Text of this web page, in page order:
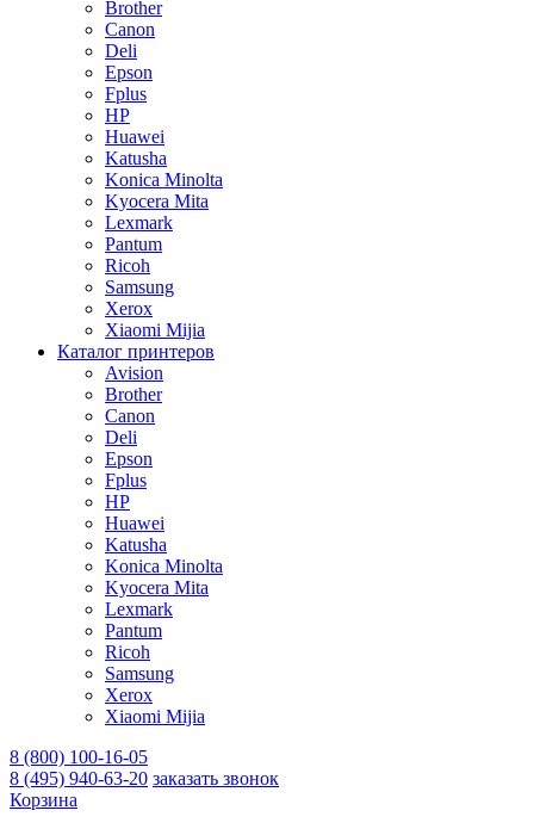
Brother
Canon
Deli
Epson
Fplus
HP
Huawei
Katusha
Konica Minolta
Kyocera Mita
Lexmark
Pantum
Ricoh
Samsung
Xerox
Xiaomi Mijia
Каталог принтеров
Avision
Brother
Canon
Deli
Epson
Fplus
HP
Huawei
Katusha
Konica Minolta
Kyocera Mita
Lexmark
Pantum
Ricoh
Samsung
Xerox
Xiaomi Mijia
8 (800) 100-16-05
8 (495) 940-63-20 заказать звонок
Корзина